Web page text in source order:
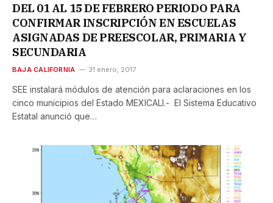
DEL 01 AL 15 DE FEBRERO PERIODO PARA
CONFIRMAR INSCRIPCIÓN EN ESCUELAS
ASIGNADAS DE PREESCOLAR, PRIMARIA Y
SECUNDARIA
BAJA CALIFORNIA 31 enero, 2017
SEE instalará módulos de atención para aclaraciones en los
cinco municipios del Estado MEXICALI.- El Sistema Educativo
Estatal anunció que…